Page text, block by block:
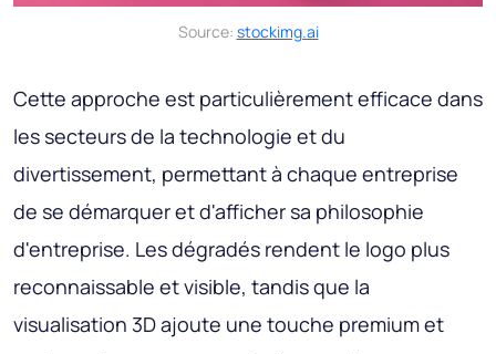
Source: stockimg.ai
Cette approche est particulièrement efficace dans
les secteurs de la technologie et du
divertissement, permettant à chaque entreprise
de se démarquer et d'afficher sa philosophie
d'entreprise. Les dégradés rendent le logo plus
reconnaissable et visible, tandis que la
visualisation 3D ajoute une touche premium et